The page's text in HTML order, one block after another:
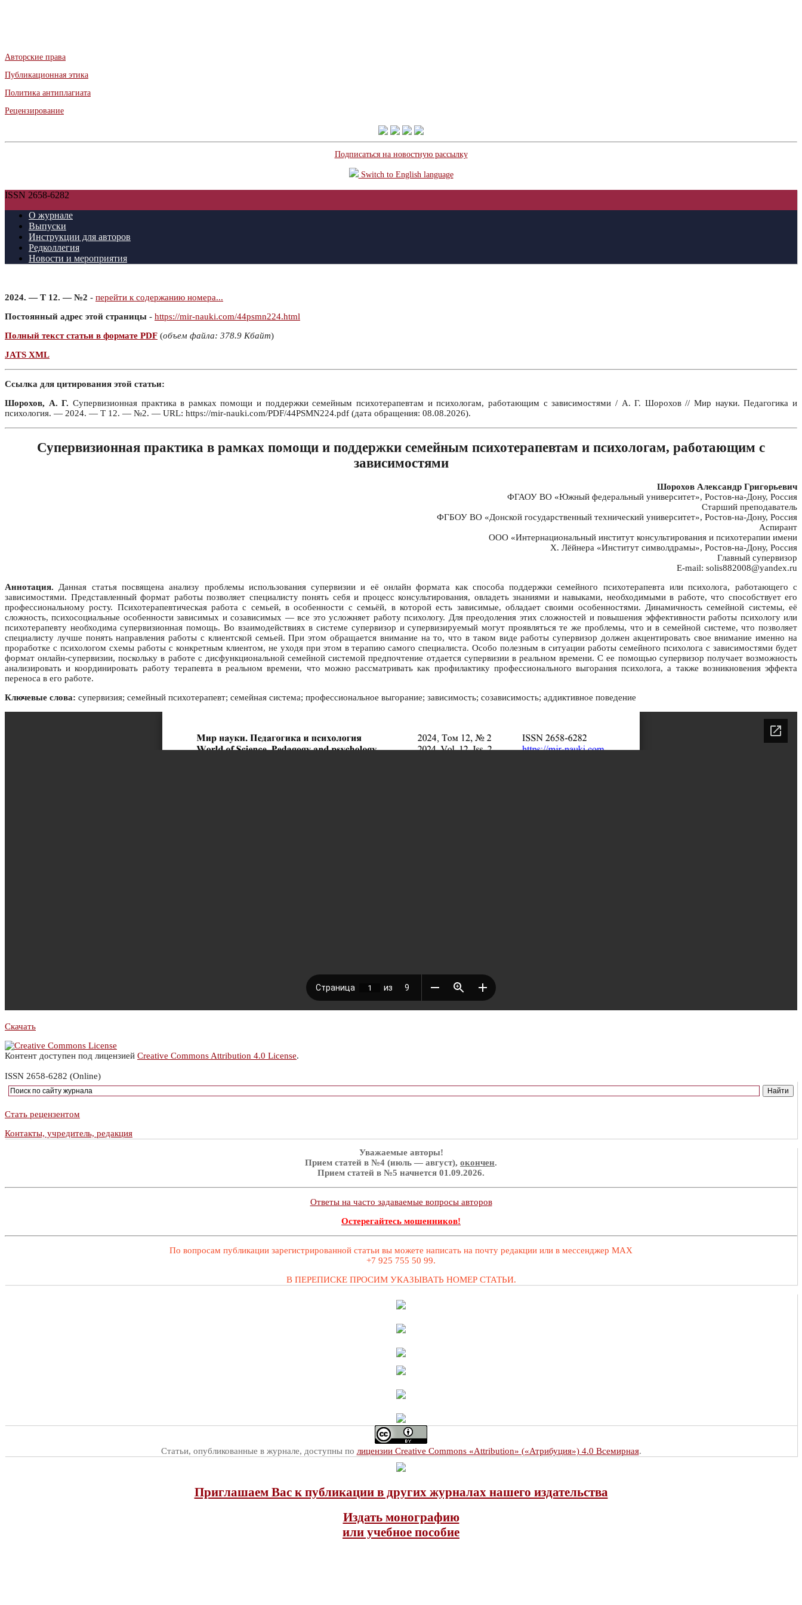
Авторские права
Публикационная этика
Политика антиплагиата
Рецензирование
Подписаться на новостную рассылку
Switch to English language
ISSN 2658-6282
О журнале
Выпуски
Инструкции для авторов
Редколлегия
Новости и мероприятия
2024. — Т 12. — №2 - перейти к содержанию номера...
Постоянный адрес этой страницы - https://mir-nauki.com/44psmn224.html
Полный текст статьи в формате PDF (объем файла: 378.9 Кбайт)
JATS XML
Ссылка для цитирования этой статьи:
Шорохов, А. Г. Супервизионная практика в рамках помощи и поддержки семейным психотерапевтам и психологам, работающим с зависимостями / А. Г. Шорохов // Мир науки. Педагогика и
психология. — 2024. — Т 12. — №2. — URL: https://mir-nauki.com/PDF/44PSMN224.pdf (дата обращения: 08.08.2026).
Супервизионная практика в рамках помощи и поддержки семейным психотерапевтам и психологам, работающим с
зависимостями
Шорохов Александр Григорьевич
ФГАОУ ВО «Южный федеральный университет», Ростов-на-Дону, Россия
Старший преподаватель
ФГБОУ ВО «Донской государственный технический университет», Ростов-на-Дону, Россия
Аспирант
ООО «Интернациональный институт консультирования и психотерапии имени
Х. Лёйнера «Институт символдрамы», Ростов-на-Дону, Россия
Главный супервизор
E-mail: solis882008@yandex.ru
Аннотация. Данная статья посвящена анализу проблемы использования супервизии и её онлайн формата как способа поддержки семейного психотерапевта или психолога, работающего с
зависимостями. Представленный формат работы позволяет специалисту понять себя и процесс консультирования, овладеть знаниями и навыками, необходимыми в работе, что способствует его
профессиональному росту. Психотерапевтическая работа с семьей, в особенности с семьёй, в которой есть зависимые, обладает своими особенностями. Динамичность семейной системы, её
сложность, психосоциальные особенности зависимых и созависимых — все это усложняет работу психологу. Для преодоления этих сложностей и повышения эффективности работы психологу или
психотерапевту необходима супервизионная помощь. Во взаимодействиях в системе супервизор и супервизируемый могут проявляться те же проблемы, что и в семейной системе, что позволяет
специалисту лучше понять направления работы с клиентской семьей. При этом обращается внимание на то, что в таком виде работы супервизор должен акцентировать свое внимание именно на
проработке с психологом схемы работы с конкретным клиентом, не уходя при этом в терапию самого специалиста. Особо полезным в ситуации работы семейного психолога с зависимостями будет
формат онлайн-супервизии, поскольку в работе с дисфункциональной семейной системой предпочтение отдается супервизии в реальном времени. С ее помощью супервизор получает возможность
анализировать и координировать работу терапевта в реальном времени, что можно рассматривать как профилактику профессионального выгорания психолога, а также возникновения эффекта
переноса в его работе.
Ключевые слова: супервизия; семейный психотерапевт; семейная система; профессиональное выгорание; зависимость; созависимость; аддиктивное поведение
Скачать
Контент доступен под лицензией Creative Commons Attribution 4.0 License.
ISSN 2658-6282 (Online)
Стать рецензентом
Контакты, учредитель, редакция
Уважаемые авторы!
Прием статей в №4 (июль — август), окончен.
Прием статей в №5 начнется 01.09.2026.
Ответы на часто задаваемые вопросы авторов
Остерегайтесь мошенников!
По вопросам публикации зарегистрированной статьи вы можете написать на почту редакции или в мессенджер MAX
+7 925 755 50 99.
В ПЕРЕПИСКЕ ПРОСИМ УКАЗЫВАТЬ НОМЕР СТАТЬИ.
Статьи, опубликованные в журнале, доступны по лицензии Creative Commons «Attribution» («Атрибуция») 4.0 Всемирная.
Приглашаем Вас к публикации в других журналах нашего издательства
Издать монографию
или учебное пособие